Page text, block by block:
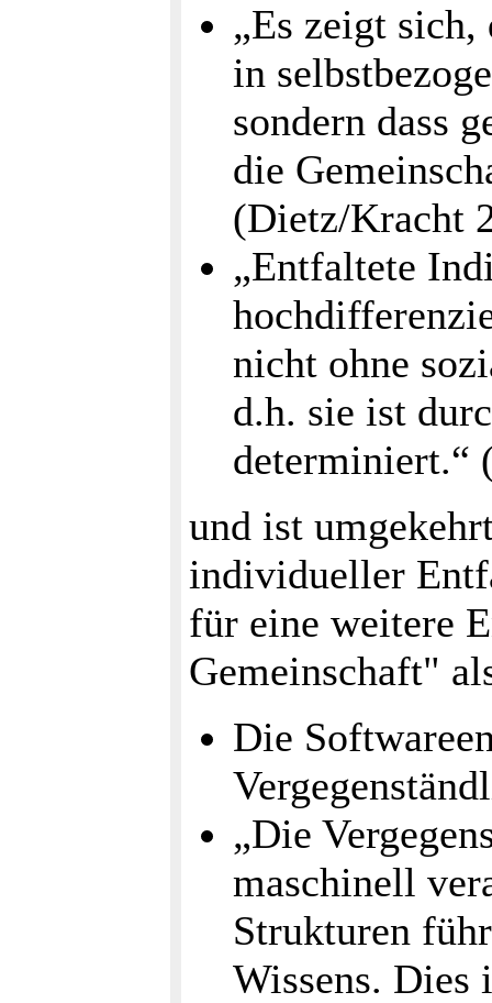
„Es zeigt
in
sondern dass
die
(Dietz/Kracht
„Entfaltete
nicht ohne
d.h. sie ist
determiniert.“
und ist
individueller
für eine weitere
Gemeinschaft"
Die
„Die
maschinell
Strukturen
Wissens. Dies